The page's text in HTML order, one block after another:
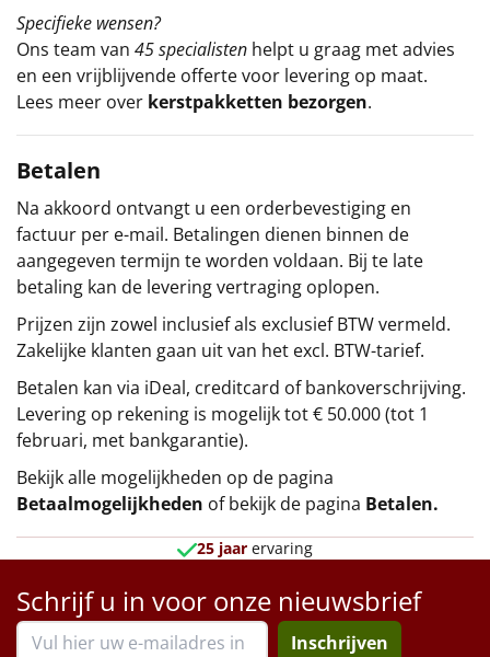
Specifieke wensen?
Ons team van 45 specialisten helpt u graag met advies
en een vrijblijvende offerte voor levering op maat.
Lees meer over kerstpakketten bezorgen.
Betalen
Na akkoord ontvangt u een orderbevestiging en
factuur per e-mail. Betalingen dienen binnen de
aangegeven termijn te worden voldaan. Bij te late
betaling kan de levering vertraging oplopen.
Prijzen zijn zowel inclusief als exclusief BTW vermeld.
Zakelijke klanten gaan uit van het excl. BTW-tarief.
Betalen kan via iDeal, creditcard of bankoverschrijving.
Levering op rekening is mogelijk tot € 50.000 (tot 1
februari, met bankgarantie).
Bekijk alle mogelijkheden op de pagina
Betaalmogelijkheden of bekijk de pagina Betalen.
25 jaar ervaring
Schrijf u in voor onze nieuwsbrief
Inschrijven